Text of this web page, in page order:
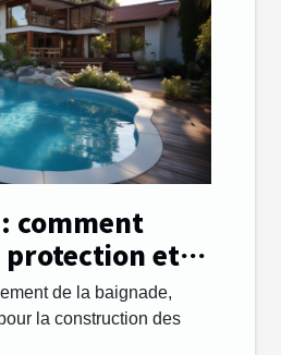
comment
protection et
?
de la baignade,
la construction des